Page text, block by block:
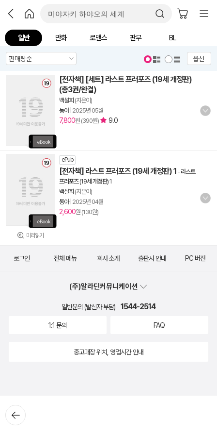
일반 만화 로맨스 판무 BL
옵션
[전자책] [세트] 라스트 프러포즈 (19세 개정판)
(총3권/완결)
백설희 (지은이)
동아| 2025년 05월
7,800원 (390원) 9.0
미리읽기
ePub
[전자책] 라스트 프러포즈 (19세 개정판) 1 - 라스트
프러포즈 (19세 개정판) 1
백설희 (지은이)
동아| 2025년 04월
2,600원 (130원)
뒤로가
기
로그인 전체 메뉴 회사 소개 출판사 안내 PC 버전
(주)알라딘커뮤니케이션
일반문의 (발신자 부담) 1544-2514
1:1 문의 FAQ
중고매장 위치, 영업시간 안내